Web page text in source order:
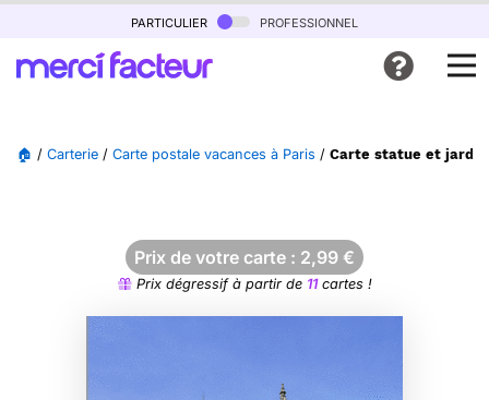
particulier professionnel
🏠 / Carterie / Carte postale vacances à Paris / Carte statue et
Prix de votre carte : 2,99 €
Prix dégressif à partir de 11cartes !